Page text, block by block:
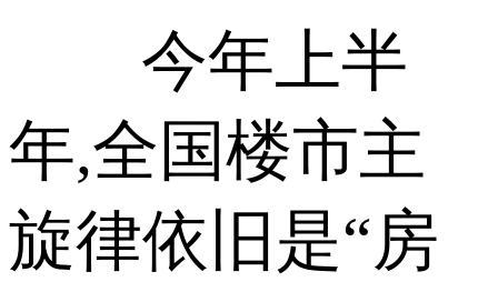
今年上半
年,全国楼市主
旋律依旧是“房